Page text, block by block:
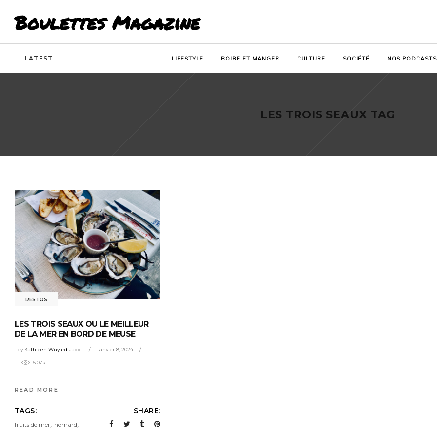
Boulettes Magazine
LATEST LIFESTYLE BOIRE ET MANGER CULTURE SOCIÉTÉ NOS PODCASTS
LES TROIS SEAUX TAG
RESTOS
LES TROIS SEAUX OU LE MEILLEUR
DE LA MER EN BORD DE MEUSE
by Kathleen Wuyard-Jadot janvier 8, 2024
5.07k
READ MORE
TAGS:
fruits de mer, homard,
SHARE: